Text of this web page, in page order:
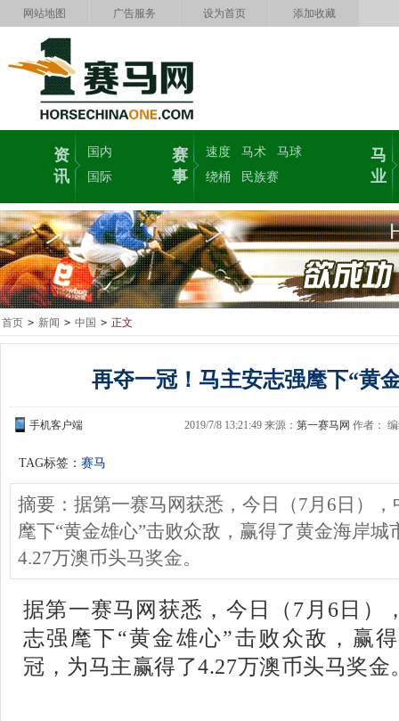
网站地图 广告服务 设为首页 添加收藏
资
讯
国内
国际
赛
事
速度 马术
马球
绕桶
民族赛
马
业
首页 > 新闻 > 中国 > 正文
再夺一冠！马主安志强麾下“黄
手机客户端 2019/7/8 13:21:49 来源： 第一赛马网 作者：
TAG标签： 赛马
摘要：据第一赛马网获悉，今日（7月6日）
麾下“黄金雄心”击败众敌，赢得了黄金海岸
4.27万澳币头马奖金。
据第一赛马网获悉，今日（7月6日）
志强麾下“黄金雄心”击败众敌，赢
冠，为马主赢得了4.27万澳币头马奖金